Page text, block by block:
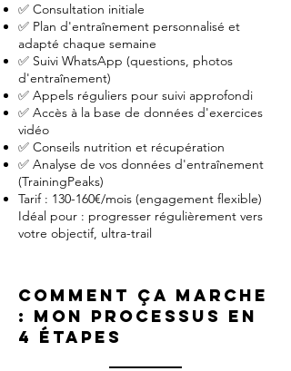
✅ Consultation initiale
✅ Plan d'entraînement personnalisé et
adapté chaque semaine
✅ Suivi WhatsApp (questions, photos
d'entraînement)
✅ Appels réguliers pour suivi approfondi
✅ Accès à la base de données d'exercices
vidéo
✅ Conseils nutrition et récupération
✅ Analyse de vos données d'entraînement
(TrainingPeaks)
Tarif : 130-160€/mois (engagement flexible)
Idéal pour : progresser régulièrement vers
votre objectif, ultra-trail
Comment ça marche
: mon processus en
4 étapes